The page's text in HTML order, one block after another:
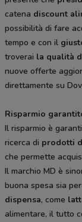
catena discount
possibilità di fare
tempo e con il
troverai la qualità
nuove offerte
direttamente su
Risparmio
Il risparmio è
ricerca di prodotti
che permette
Il marchio MD è
buona spesa sia
dispensa, come
alimentare, il tutto